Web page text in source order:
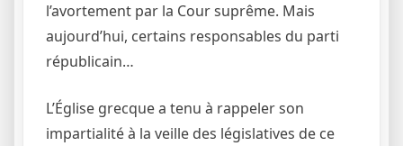
l’avortement par la Cour suprême. Mais
aujourd’hui, certains responsables du parti
républicain…
L’Église grecque a tenu à rappeler son
impartialité à la veille des législatives de ce